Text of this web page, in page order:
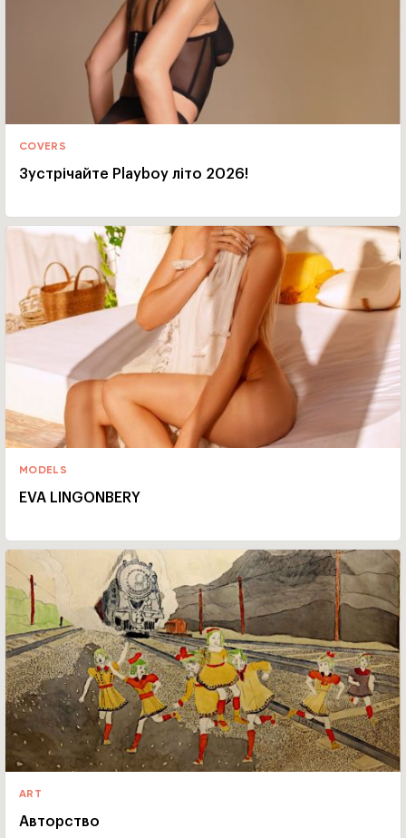
COVERS
Зустрічайте Playboy літо 2026!
MODELS
EVA LINGONBERY
ART
Авторство